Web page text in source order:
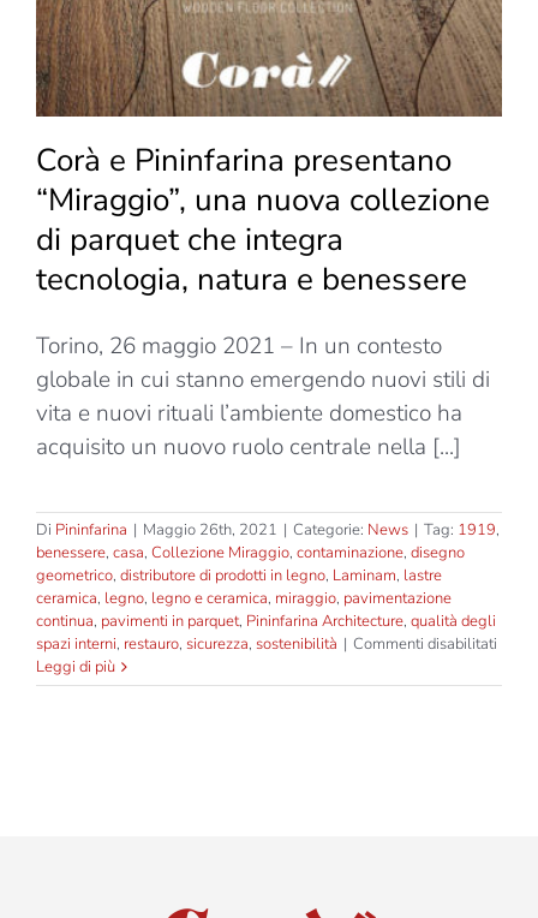
Corà e Pininfarina presentano
“Miraggio”, una nuova collezione
di parquet che integra
tecnologia, natura e benessere
Torino, 26 maggio 2021 – In un contesto
globale in cui stanno emergendo nuovi stili di
vita e nuovi rituali l’ambiente domestico ha
acquisito un nuovo ruolo centrale nella [...]
Di Pininfarina | Maggio 26th, 2021 | Categorie: News | Tag: 1919,
benessere, casa, Collezione Miraggio, contaminazione, disegno
geometrico, distributore di prodotti in legno, Laminam, lastre
ceramica, legno, legno e ceramica, miraggio, pavimentazione
continua, pavimenti in parquet, Pininfarina Architecture, qualità degli
spazi interni, restauro, sicurezza, sostenibilità | Commenti disabilitati
e
Leggi di più